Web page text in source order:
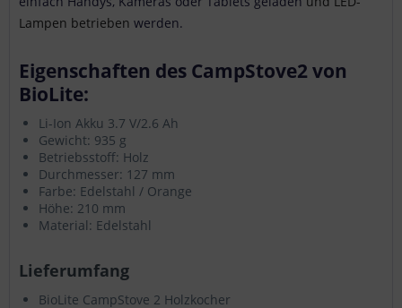
Lampen betrieben werden.
Eigenschaften des CampStove2 von
BioLite:
Li-Ion Akku 3.7 V/2.6 Ah
Gewicht: 935 g
Betriebsstoff: Holz
Durchmesser: 127 mm
Farbe: Edelstahl / Orange
Höhe: 210 mm
Material: Edelstahl
Lieferumfang
BioLite CampStove 2 Holzkocher